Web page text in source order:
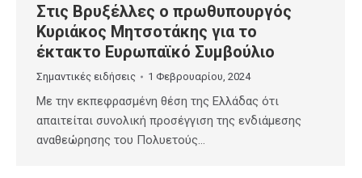
Στις Βρυξέλλες ο πρωθυπουργός
Κυριάκος Μητσοτάκης για το
έκτακτο Ευρωπαϊκό Συμβούλιο
Σημαντικές ειδήσεις 1 Φεβρουαρίου, 2024
Με την εκπεφρασμένη θέση της Ελλάδας ότι
απαιτείται συνολική προσέγγιση της ενδιάμεσης
αναθεώρησης του Πολυετούς…